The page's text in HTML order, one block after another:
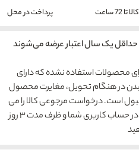
ساعت پرداخت در محل
حداقل یک سال اعتبار عرضه می‌شوند
استفاده نشده که دارای
در هنگام تحویل، مغایرت محصول
است. درخواست مرجوعی کالا را می
توانید در بخش "سفارش شما" در حساب کاربری شما و ظرف مدت ۳ روز